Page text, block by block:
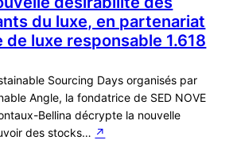
du luxe, en partenariat
de luxe responsable 1.618
Sourcing Days organisés par
Angle, la fondatrice de SED NOVE
Bellina décrypte la nouvelle
des stocks… ↗︎